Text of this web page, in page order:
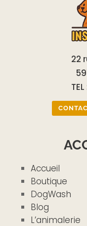
22
TEL
Accueil
Boutique
DogWash
Blog
L’animalerie